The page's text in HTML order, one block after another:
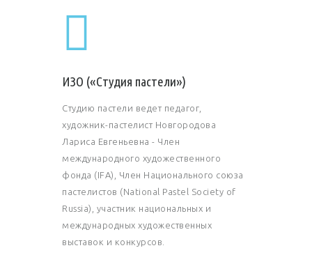
ИЗО («Студия пастели»)
Студию пастели ведет педагог,
художник-пастелист Новгородова
Лариса Евгеньевна - Член
международного художественного
фонда (IFA), Член Национального союза
пастелистов (National Pastel Society of
Russia), участник национальных и
международных художественных
выставок и конкурсов.